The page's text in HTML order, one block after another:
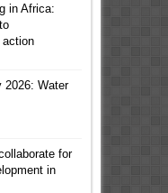
in Africa:
action
2026: Water
for
in